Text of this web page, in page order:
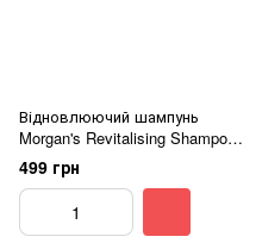
Відновлюючий шампунь
Morgan's Revitalising Shampoo
(Brazilian Orange Fragrance)
250ml
499 грн